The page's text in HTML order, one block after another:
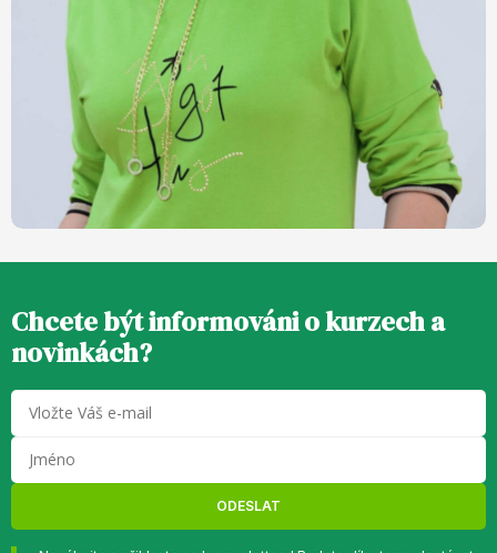
Chcete být informováni o kurzech a
novinkách?
ODESLAT